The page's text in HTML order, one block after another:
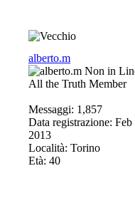
alberto.m
All the Truth Member
Messaggi: 1,857
Data registrazione: Feb
2013
Località: Torino
Età: 40